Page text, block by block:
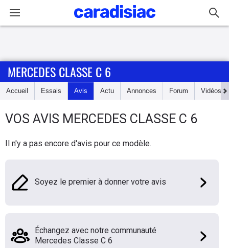
Accueil
Essais
Guide
Electriques
Flottes
MERCEDES CLASSE C 6
Accueil Essais Avis Actu Annonces Forum Vidéos
VOS AVIS MERCEDES CLASSE C 6
Il n'y a pas encore d'avis pour ce modèle.
Soyez le premier à donner votre avis
Échangez avec notre communauté
Mercedes Classe C 6